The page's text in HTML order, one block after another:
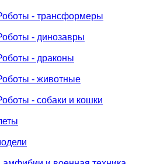
- трансформеры
- динозавры
- драконы
- животные
- собаки и кошки